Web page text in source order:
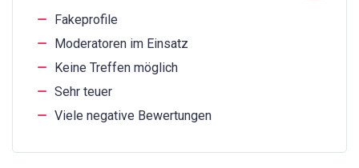
Fakeprofile
Moderatoren im Einsatz
Keine Treffen möglich
Sehr teuer
Viele negative Bewertungen